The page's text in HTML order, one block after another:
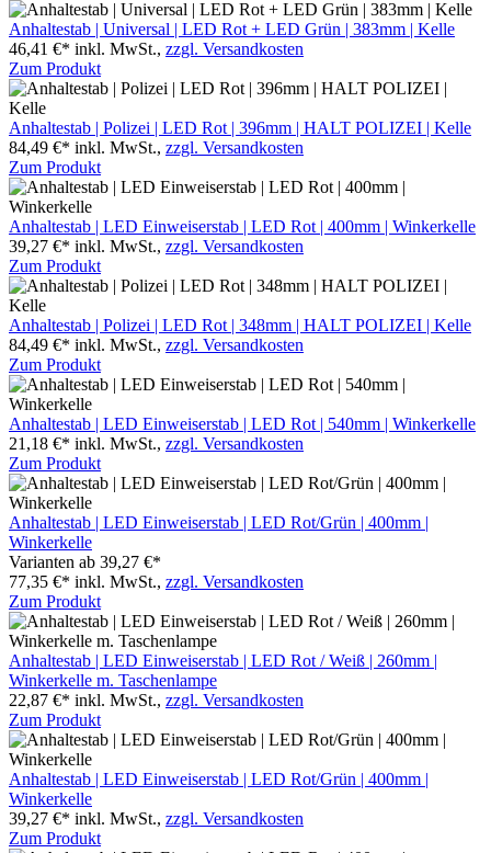
Anhaltestab | Universal | LED Rot + LED Grün | 383mm | Kelle
46,41 €* inkl. MwSt., zzgl. Versandkosten
Zum Produkt
Anhaltestab | Polizei | LED Rot | 396mm | HALT POLIZEI | Kelle
84,49 €* inkl. MwSt., zzgl. Versandkosten
Zum Produkt
Anhaltestab | LED Einweiserstab | LED Rot | 400mm | Winkerkelle
39,27 €* inkl. MwSt., zzgl. Versandkosten
Zum Produkt
Anhaltestab | Polizei | LED Rot | 348mm | HALT POLIZEI | Kelle
84,49 €* inkl. MwSt., zzgl. Versandkosten
Zum Produkt
Anhaltestab | LED Einweiserstab | LED Rot | 540mm | Winkerkelle
21,18 €* inkl. MwSt., zzgl. Versandkosten
Zum Produkt
Anhaltestab | LED Einweiserstab | LED Rot/Grün | 400mm |
Winkerkelle
Varianten ab 39,27 €*
77,35 €* inkl. MwSt., zzgl. Versandkosten
Zum Produkt
Anhaltestab | LED Einweiserstab | LED Rot / Weiß | 260mm |
Winkerkelle m. Taschenlampe
22,87 €* inkl. MwSt., zzgl. Versandkosten
Zum Produkt
Anhaltestab | LED Einweiserstab | LED Rot/Grün | 400mm |
Winkerkelle
39,27 €* inkl. MwSt., zzgl. Versandkosten
Zum Produkt